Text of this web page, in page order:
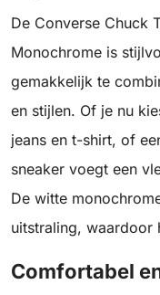
De Converse Chuck
Monochrome is
gemakkelijk te
en stijlen. Of je nu
jeans en t-shirt, of
sneaker voegt een
De witte
uitstraling, waardoor
Comfortabel